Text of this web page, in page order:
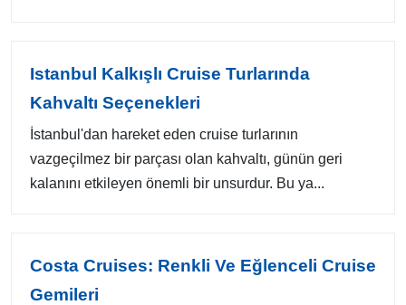
Istanbul Kalkışlı Cruise Turlarında
Kahvaltı Seçenekleri
İstanbul'dan hareket eden cruise turlarının
vazgeçilmez bir parçası olan kahvaltı, günün geri
kalanını etkileyen önemli bir unsurdur. Bu ya...
Costa Cruises: Renkli Ve Eğlenceli Cruise
Gemileri